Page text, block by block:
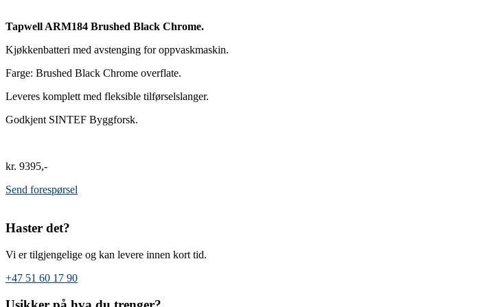
Tapwell ARM184 Brushed Black Chrome.
Kjøkkenbatteri med avstenging for oppvaskmaskin.
Farge: Brushed Black Chrome overflate.
Leveres komplett med fleksible tilførselslanger.
Godkjent SINTEF Byggforsk.
kr 9395
Send forespørsel
Haster det?
Vi er tilgjengelige og kan levere innen kort tid.
+47 51 60 17 90